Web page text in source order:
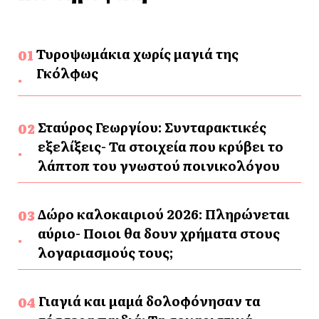
Τυροψωμάκια χωρίς μαγιά της
Γκόλφως
Σταύρος Γεωργίου: Συνταρακτικές
εξελίξεις- Τα στοιχεία που κρύβει το
λάπτοπ του γνωστού ποινικολόγου
Δώρο καλοκαιριού 2026: Πληρώνεται
αύριο- Ποιοι θα δουν χρήματα στους
λογαριασμούς τους;
Γιαγιά και μαμά δολοφόνησαν τα